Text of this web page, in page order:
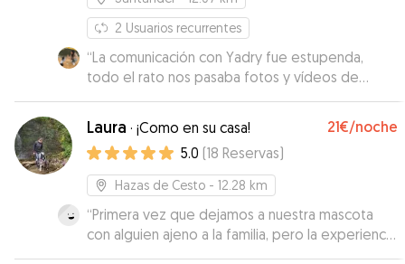
2 Usuarios recurrentes
“La comunicación con Yadry fue estupenda,
todo el rato nos pasaba fotos y vídeos de
Weasley y se le veía muy bien. Si algún día
vuelvo a necesitar que alguien se quede con él,
no dudaría en volver a escribirles a ella y a su
pareja 😊”
Laura · ¡Como en su casa! 21€/noche
5.0 (18 Reservas)
Hazas de Cesto - 12.28 km
“Primera vez que dejamos a nuestra mascota
con alguien ajeno a la familia, pero la experiencia
no puede ser más positiva. Laura fue muy